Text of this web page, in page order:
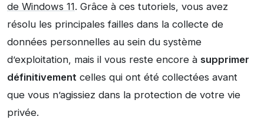
de Windows 11. Grâce à ces tutoriels, vous avez
résolu les principales failles dans la collecte de
données personnelles au sein du système
d’exploitation, mais il vous reste encore à supprimer
définitivement celles qui ont été collectées avant
que vous n’agissiez dans la protection de votre vie
privée.